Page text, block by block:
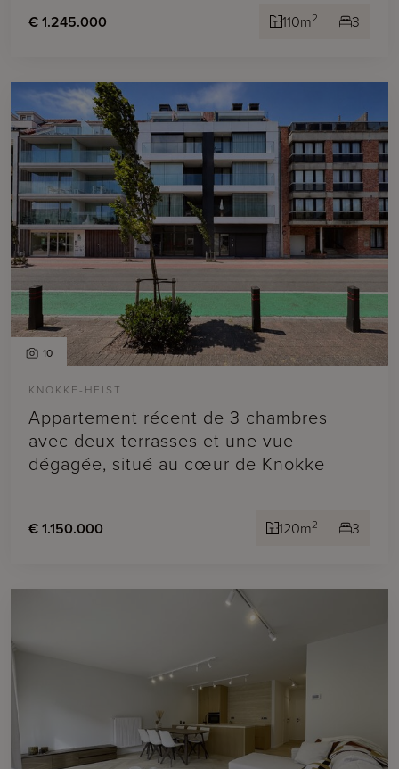
€ 1.245.000 110m2 3
10
KNOKKE-HEIST
Appartement récent de 3 chambres
avec deux terrasses et une vue
dégagée, situé au cœur de Knokke
€ 1.150.000 120m2 3